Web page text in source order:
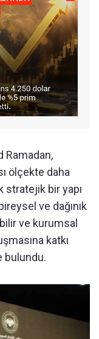
Ramadan,
ölçekte daha
bir yapı
ve dağınık
ve kurumsal
katkı
bulundu.